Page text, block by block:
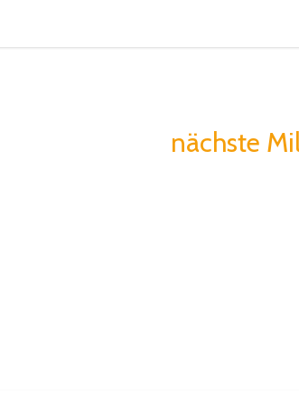
nächste